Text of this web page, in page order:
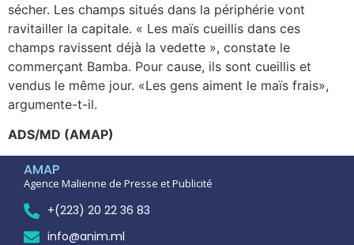
sécher. Les champs situés dans la périphérie vont
ravitailler la capitale. « Les maïs cueillis dans ces
champs ravissent déjà la vedette », constate le
commerçant Bamba. Pour cause, ils sont cueillis et
vendus le même jour. «Les gens aiment le maïs frais»,
argumente-t-il.
ADS/MD (AMAP)
AMAP
Agence Malienne de Presse et Publicité
+(223) 20 22 36 83
info@anim.ml